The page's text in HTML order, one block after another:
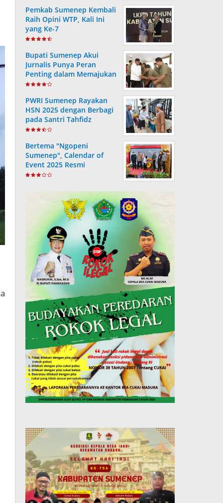
Pemkab Sumenep Kembali
Raih Opini WTP, Kali Ini
yang Ke-7
Bupati Sumenep Akui
Jurnalis Punya Peran
Penting dalam Memajukan
Daerah
PWRI Sumenep Rayakan
HSN 2025 dengan Berbagi
pada Santri Tahfidz
Bertema "Ngopeni
Sumenep", Calendar of
Event 2025 Resmi
Diluncurkan